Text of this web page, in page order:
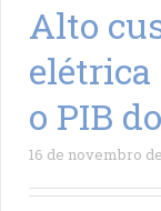
Notícias
Área do cliente
Fale Conosco!
Alto
elétrica
o PIB
16 de novembro